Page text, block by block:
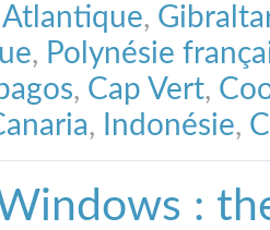
,
, Polynésie
, Cap Vert,
, Indonésie,
: